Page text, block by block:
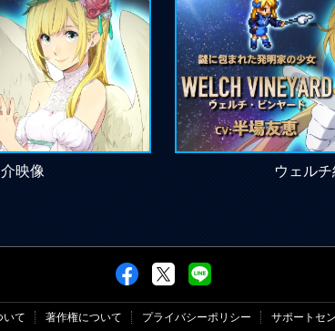
映像 ウェル
いて 著作権について プライバシーポリシー サポートセ